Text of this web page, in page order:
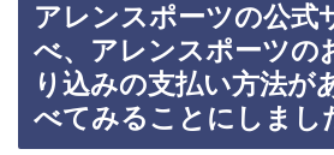
アレンスポーツの公式
べ、アレンスポーツの
り込みの支払い方法が
べてみることにしまし